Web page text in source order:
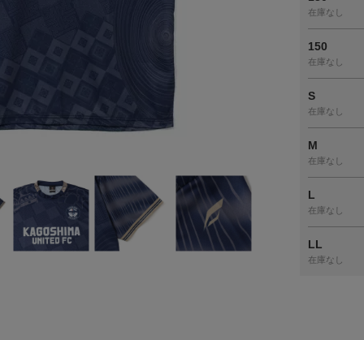
在庫なし
150
在庫なし
S
在庫なし
M
在庫なし
L
在庫なし
LL
在庫なし